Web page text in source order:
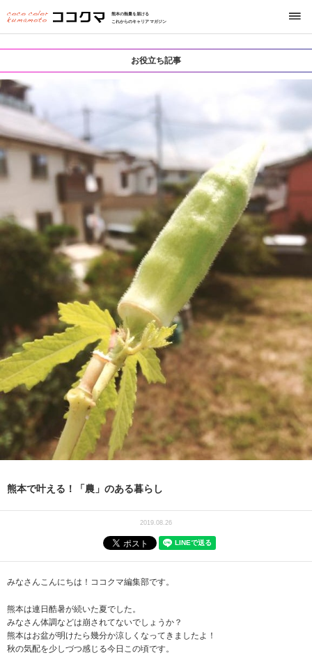
熊本の熱量を届ける
これからのキャリアマガジン
お役立ち記事
熊本で叶える！「農」のある暮らし
2019.08.26
みなさんこんにちは！ココクマ編集部です。
熊本は連日酷暑が続いた夏でした。
みなさん体調などは崩されてないでしょうか？
熊本はお盆が明けたら幾分か涼しくなってきましたよ！
秋の気配を少しづつ感じる今日この頃です。